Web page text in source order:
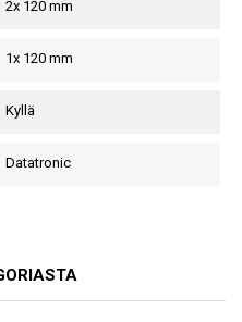
2x 120 mm
1x 120 mm
Kyllä
Datatronic